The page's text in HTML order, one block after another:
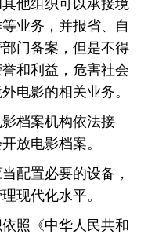
组织可以承接境
业务，并报省、自
门备案，但是不得
和利益，危害社会
电影的相关业务。
档案机构依法接
放电影档案。
置必要的设备，
现代化水平。
照《中华人民共和